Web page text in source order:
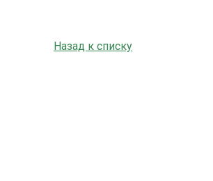
Назад к списку